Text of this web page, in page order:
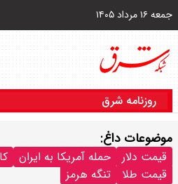
جمعه ۱۶ مرداد ۱۴۰۵
روزنامه شرق
موضوعات داغ:
قیمت دلار حمله آمریکا به ایران
قیمت طلا
تنگه هرمز